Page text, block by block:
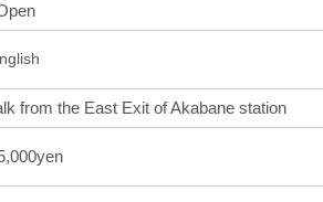
from the East Exit of Akabane station